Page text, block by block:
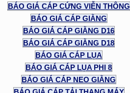
BÁO GIÁ CÁP CỨNG VIỄN THÔNG
BÁO GIÁ CÁP GIẰNG
BÁO GIÁ CÁP GIẰNG D16
BÁO GIÁ CÁP GIẰNG D18
BÁO GIÁ CÁP LỤA
BÁO GIÁ CÁP LỤA PHI 8
BÁO GIÁ CÁP NEO GIẰNG